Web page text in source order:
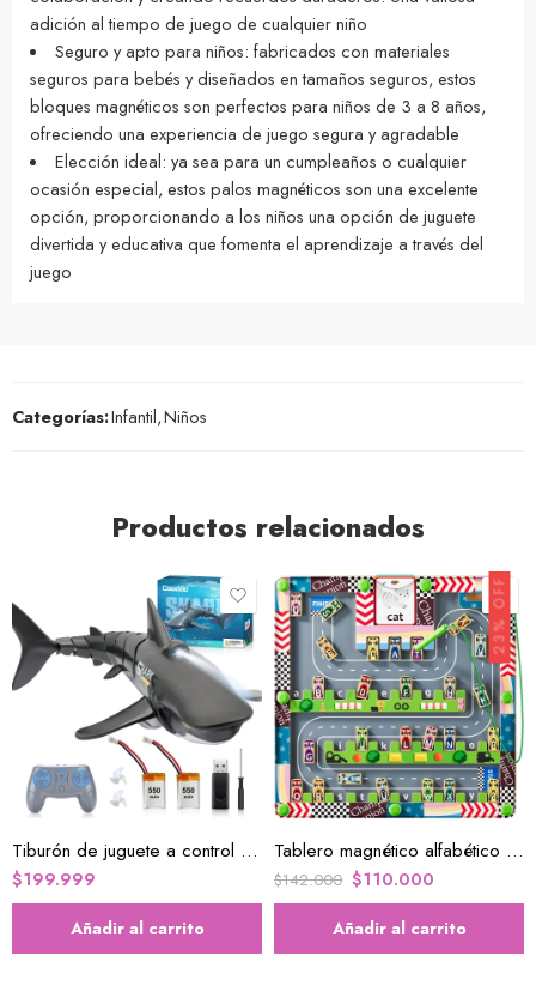
adición al tiempo de juego de cualquier niño
Seguro y apto para niños: fabricados con materiales
seguros para bebés y diseñados en tamaños seguros, estos
bloques magnéticos son perfectos para niños de 3 a 8 años,
ofreciendo una experiencia de juego segura y agradable
Elección ideal: ya sea para un cumpleaños o cualquier
ocasión especial, estos palos magnéticos son una excelente
opción, proporcionando a los niños una opción de juguete
divertida y educativa que fomenta el aprendizaje a través del
juego
Categorías:Infantil,Niños
Productos relacionados
Tiburón de juguete a control remoto 2.4 G
$199.999
Añadir al carrito
23% OFF
Tablero magnético alfabético didáctico
$142.000 $110.000
Añadir al carrito